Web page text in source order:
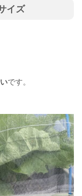
イズ
です。